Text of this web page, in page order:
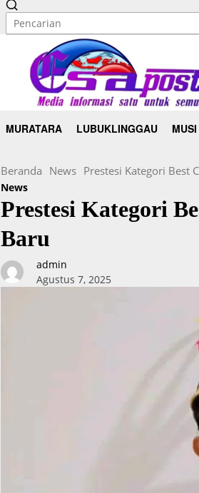
MURATARA LUBUKLINGGAU
Beranda News Prestesi Kategori Best
News
Prestesi Kategori
Baru
admin
Agustus 7, 2025